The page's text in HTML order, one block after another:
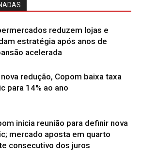
reduzem lojas e
estratégia após anos de
acelerada
nova redução, Copom baixa taxa
para 14% ao ano
inicia reunião para definir nova
mercado aposta em quarto
consecutivo dos juros